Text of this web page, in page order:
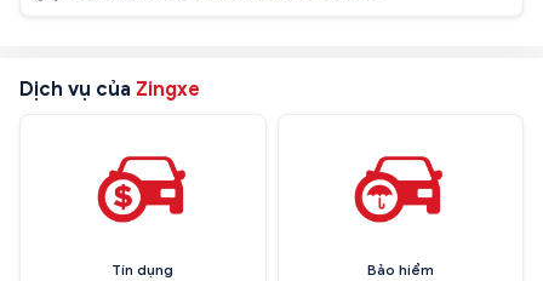
Dịch vụ của Zingxe
Tín dụng
Bảo hiểm